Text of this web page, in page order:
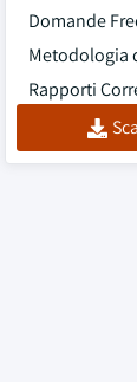
Domande
Metodologia
Rapporti